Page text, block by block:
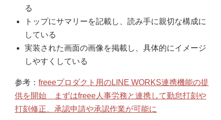
る
トップにサマリーを記載し、読み手に親切な構成に
している
実装された画面の画像を掲載し、具体的にイメージ
しやすくしている
参考： freeeプロダクト用のLINE WORKS連携機能の提
供を開始 まずはfreee人事労務と連携して勤怠打刻や
打刻修正、承認申請や承認作業が可能に